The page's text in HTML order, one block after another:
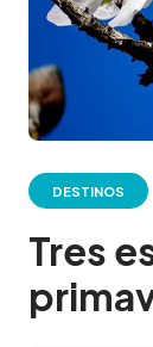
DESTINOS
Tres